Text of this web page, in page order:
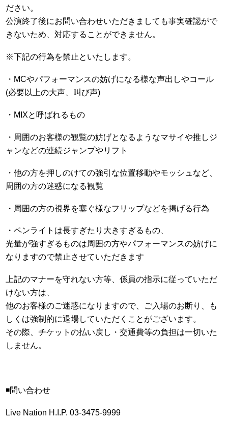
ださい。
公演終了後にお問い合わせいただきましても事実確認がで
きないため、対応することができません。
※下記の行為を禁止といたします。
・MCやパフォーマンスの妨げになる様な声出しやコール
(必要以上の大声、叫び声)
・MIXと呼ばれるもの
・周囲のお客様の観覧の妨げとなるようなマサイや推しジ
ャンなどの連続ジャンプやリフト
・他の方を押しのけての強引な位置移動やモッシュなど、
周囲の方の迷惑になる観覧
・周囲の方の視界を塞ぐ様なフリップなどを掲げる行為
・ペンライトは長すぎたり大きすぎるもの、
光量が強すぎるものは周囲の方やパフォーマンスの妨げに
なりますので禁止させていただきます
上記のマナーを守れない方等、係員の指示に従っていただ
けない方は、
他のお客様のご迷惑になりますので、ご入場のお断り、も
しくは強制的に退場していただくことがございます。
その際、チケットの払い戻し・交通費等の負担は一切いた
しません。
◾️問い合わせ
Live Nation H.I.P. 03-3475-9999